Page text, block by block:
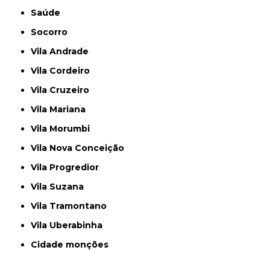
Saúde
Socorro
Vila Andrade
Vila Cordeiro
Vila Cruzeiro
Vila Mariana
Vila Morumbi
Vila Nova Conceição
Vila Progredior
Vila Suzana
Vila Tramontano
Vila Uberabinha
cidade monções